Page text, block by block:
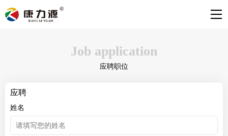
Job application
应聘职位
应聘
姓名